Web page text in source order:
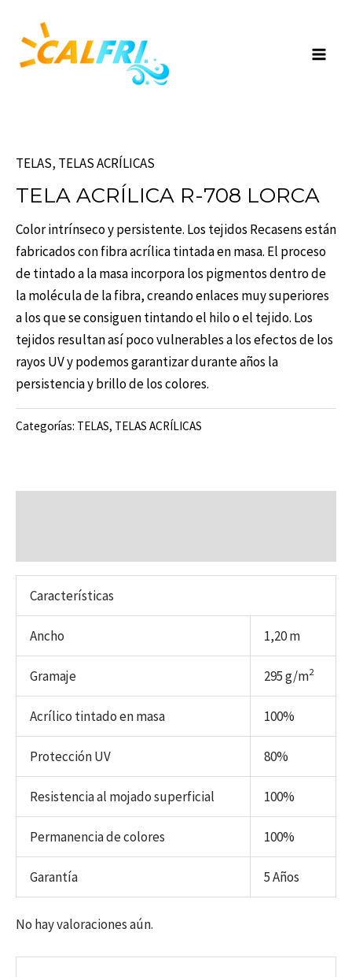
content
TELAS, TELAS ACRÍLICAS
TELA ACRÍLICA R-708 LORCA
Color intrínseco y persistente. Los tejidos Recasens están
fabricados con fibra acrílica tintada en masa. El proceso
de tintado a la masa incorpora los pigmentos dentro de
la molécula de la fibra, creando enlaces muy superiores
a los que se consiguen tintando el hilo o el tejido. Los
tejidos resultan así poco vulnerables a los efectos de los
rayos UV y podemos garantizar durante años la
persistencia y brillo de los colores.
Categorías: TELAS, TELAS ACRÍLICAS
Características
Ancho 1,20 m
Gramaje 295 g/m2
Acrílico tintado en masa 100%
Protección UV 80%
Resistencia al mojado superficial 100%
Permanencia de colores 100%
Garantía 5 Años
No hay valoraciones aún.